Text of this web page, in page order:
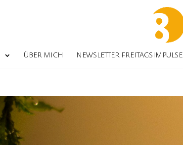
ÜBER MICH NEWSLETTER FREITAGSIMPULSE